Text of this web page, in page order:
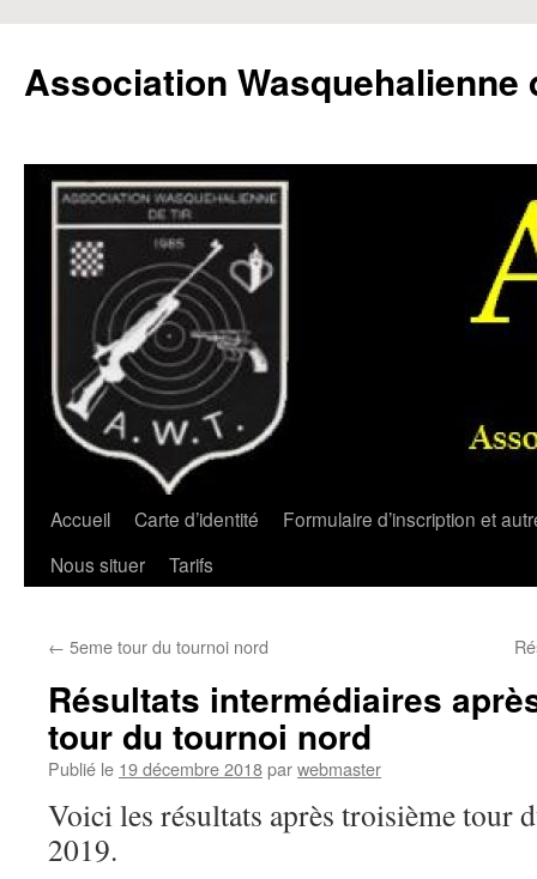
contenu
Association Wasquehalienne
Accueil Carte d’identité
Formulaire d’inscription et
Nous situer
Tarifs
← 5eme tour du tournoi nord
Résultats intermédiaires
tour du tournoi nord
Publié le 19 décembre 2018parwebmaster
Voici les résultats après troisième tour
2019.